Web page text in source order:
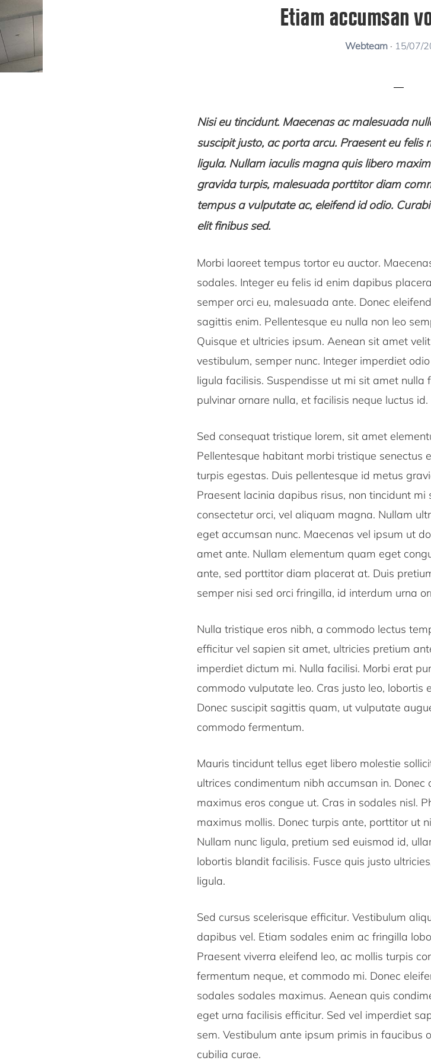
Etiam accumsan
Webteam · 15/07/
Nisi eu tincidunt. Maecenas ac malesuada
suscipit justo, ac porta arcu. Praesent eu felis
ligula. Nullam iaculis magna quis libero
gravida turpis, malesuada porttitor diam
tempus a vulputate ac, eleifend id odio.
elit finibus sed.
Morbi laoreet tempus tortor eu auctor.
sodales. Integer eu felis id enim dapibus
semper orci eu, malesuada ante. Donec
sagittis enim. Pellentesque eu nulla non leo
Quisque et ultricies ipsum. Aenean sit amet
vestibulum, semper nunc. Integer imperdiet
ligula facilisis. Suspendisse ut mi sit amet
pulvinar ornare nulla, et facilisis neque luctus id.
Sed consequat tristique lorem, sit amet
Pellentesque habitant morbi tristique senectus
turpis egestas. Duis pellentesque id metus
Praesent lacinia dapibus risus, non tincidunt mi
consectetur orci, vel aliquam magna. Nullam
eget accumsan nunc. Maecenas vel ipsum ut
amet ante. Nullam elementum quam eget
ante, sed porttitor diam placerat at. Duis
semper nisi sed orci fringilla, id interdum urna
Nulla tristique eros nibh, a commodo lectus
efficitur vel sapien sit amet, ultricies pretium
imperdiet dictum mi. Nulla facilisi. Morbi erat
commodo vulputate leo. Cras justo leo, lobortis
Donec suscipit sagittis quam, ut vulputate
commodo fermentum.
Mauris tincidunt tellus eget libero molestie
ultrices condimentum nibh accumsan in. Donec
maximus eros congue ut. Cras in sodales nisl.
maximus mollis. Donec turpis ante, porttitor ut
Nullam nunc ligula, pretium sed euismod id,
lobortis blandit facilisis. Fusce quis justo
ligula.
Sed cursus scelerisque efficitur. Vestibulum
dapibus vel. Etiam sodales enim ac fringilla
Praesent viverra eleifend leo, ac mollis turpis
fermentum neque, et commodo mi. Donec
sodales sodales maximus. Aenean quis
eget urna facilisis efficitur. Sed vel imperdiet
sem. Vestibulum ante ipsum primis in faucibus
cubilia curae.